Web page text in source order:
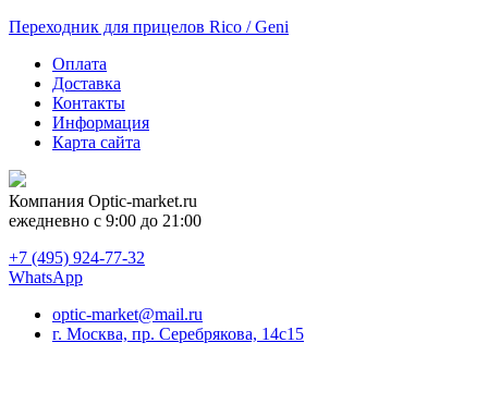
Переходник для прицелов Rico / Geni
Оплата
Доставка
Контакты
Информация
Карта сайта
Компания Optic-market.ru
ежедневно с 9:00 до 21:00
+7 (495) 924-77-32
WhatsApp
optic-market@mail.ru
г. Москва, пр. Серебрякова, 14с15